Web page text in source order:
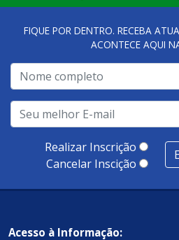
FIQUE POR DENTRO. RECEBA
ACONTECE AQUI
Realizar Inscrição
Cancelar Inscição
Acesso à Informação: